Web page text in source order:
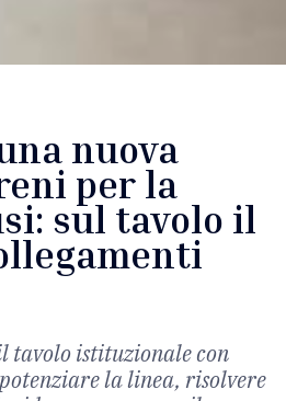
nuova
per la
sul tavolo il
tavolo istituzionale con
la linea, risolvere